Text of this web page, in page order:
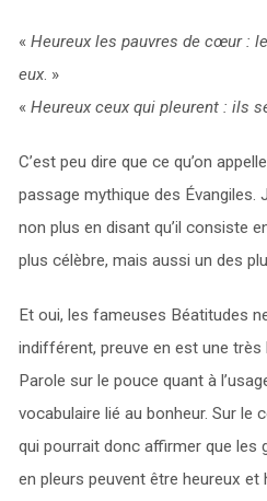
« Heureux les pauvres de cœur :
eux. »
« Heureux ceux qui pleurent : ils
C’est peu dire que ce qu’on
passage mythique des Évangiles.
non plus en disant qu’il consiste
plus célèbre, mais aussi un des
Et oui, les fameuses Béatitudes
indifférent, preuve en est une
Parole sur le pouce quant à
vocabulaire lié au bonheur. Sur le
qui pourrait donc affirmer que les
en pleurs peuvent être heureux et